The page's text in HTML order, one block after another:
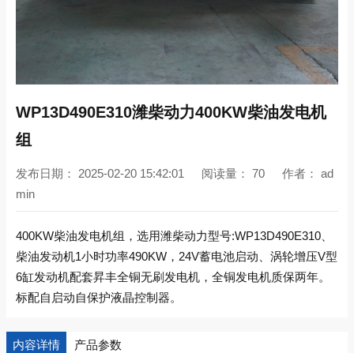
WP13D490E310潍柴动力400KW柴油发电机
组
发布日期： 2025-02-20 15:42:01 阅读量： 70 作者： ad
min
400KW柴油发电机组，选用潍柴动力型号:WP13D490E310、
柴油发动机1小时功率490KW，24V蓄电池启动、涡轮增压V型
6缸发动机配套昇丰全铜无刷发电机，全铜发电机质保两年。
标配自启动自保护液晶控制器。
内容详情 产品参数